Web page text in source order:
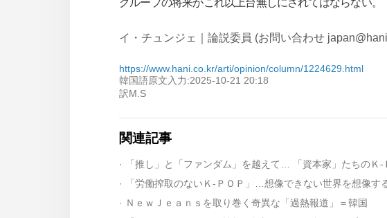
イ・チュンジェ｜論説委員 (お問い合わせ
https://www.hani.co.kr/arti/opinion/column/1224629.html
韓国語原文入力:2025-10-21 20:18
訳M.S
関連記事
· 「推し」と「ファンダム」を越えて… 「資本家」たちのＫ-
· 「労働搾取のないＫ-ＰＯＰ」…想像できない世界を想像す
· ＮｅｗＪｅａｎｓを取り巻く奇異な「過熱報道」＝韓国